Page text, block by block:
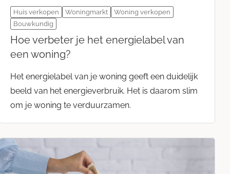
Huis verkopen Woningmarkt
Woning verkopen
Bouwkundig
Hoe verbeter je het energielabel van
een woning?
Het energielabel van je woning geeft een duidelijk
beeld van het energieverbruik. Het is daarom slim
om je woning te verduurzamen.